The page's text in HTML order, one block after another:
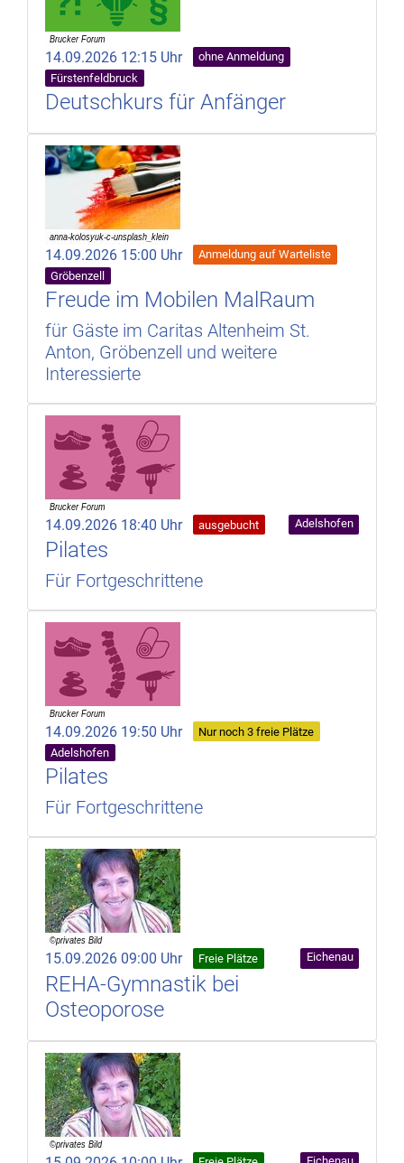
14.09.2026 12:15 Uhr
ohne Anmeldung
Fürstenfeldbruck
Deutschkurs für Anfänger
14.09.2026 15:00 Uhr
Anmeldung auf Warteliste
Gröbenzell
Freude im Mobilen MalRaum
für Gäste im Caritas Altenheim St.
Anton, Gröbenzell und weitere
Interessierte
14.09.2026 18:40 Uhr ausgebucht Adelshofen
Pilates
Für Fortgeschrittene
14.09.2026 19:50 Uhr
Nur noch 3 freie Plätze
Adelshofen
Pilates
Für Fortgeschrittene
15.09.2026 09:00 Uhr Freie Plätze Eichenau
REHA-Gymnastik bei
Osteoporose